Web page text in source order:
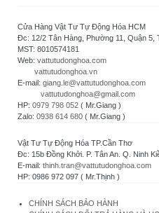
Cửa Hàng Vật Tư Tự Động Hóa HCM
Đc: 12/2 Tân Hàng, Phường 11, Quận 5,
MST: 8010574181
Web: vattutudonghoa.com
vattutudonghoa.vn
E-mail: giang.le@vattutudonghoa.com
vattutudonghoa@gmail.com
HP: 0979 798 052 ( Mr.Giang )
Zalo: 0938 614 680 ( Mr.Giang )
Vật Tư Tự Động Hóa TP.Cần Thơ
Đc: 15b Đồng Khởi. P. Tân An. Q. Ninh
E-mail: thinh.tran@vattutudonghoa.com
HP: 0986 972 097 ( Mr.Thịnh )
CHÍNH SÁCH BẢO HÀNH